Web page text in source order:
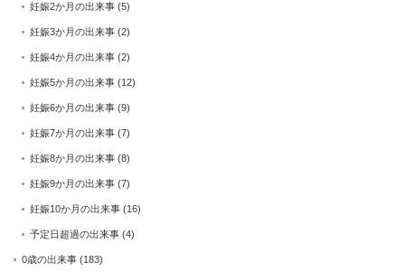
妊娠2か月の出来事 (5)
妊娠3か月の出来事 (2)
妊娠4か月の出来事 (2)
妊娠5か月の出来事 (12)
妊娠6か月の出来事 (9)
妊娠7か月の出来事 (7)
妊娠8か月の出来事 (8)
妊娠9か月の出来事 (7)
妊娠10か月の出来事 (16)
予定日超過の出来事 (4)
0歳の出来事 (183)